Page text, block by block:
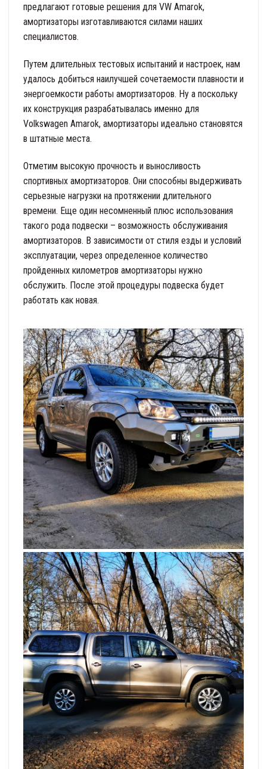
предлагают готовые решения для VW Amarok,
амортизаторы изготавливаются силами наших
специалистов.
Путем длительных тестовых испытаний и настроек, нам
удалось добиться наилучшей сочетаемости плавности и
энергоемкости работы амортизаторов. Ну а поскольку
их конструкция разрабатывалась именно для
Volkswagen Amarok, амортизаторы идеально становятся
в штатные места.
Отметим высокую прочность и выносливость
спортивных амортизаторов. Они способны выдерживать
серьезные нагрузки на протяжении длительного
времени. Еще один несомненный плюс использования
такого рода подвески – возможность обслуживания
амортизаторов. В зависимости от стиля езды и условий
эксплуатации, через определенное количество
пройденных километров амортизаторы нужно
обслужить. После этой процедуры подвеска будет
работать как новая.